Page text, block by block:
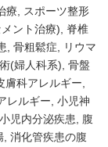
療
スポーツ整形
ント治療)
脊椎
骨粗鬆症
リウマ
(婦人科系) 骨盤
膚科アレルギー
レルギー 小児神
小児内分泌疾患
腹
消化管疾患の腹